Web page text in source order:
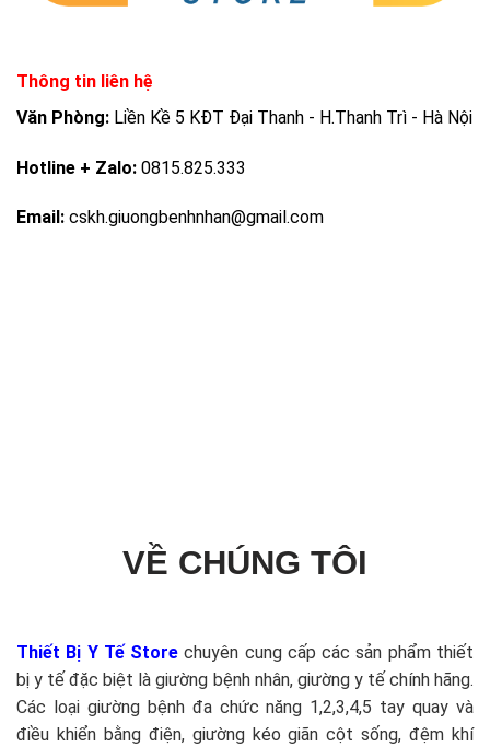
Thông tin liên hệ
Văn Phòng: Liền Kề 5 KĐT Đại Thanh - H.Thanh Trì - Hà Nội
Hotline + Zalo: 0815.825.333
Email: cskh.giuongbenhnhan@gmail.com
VỀ CHÚNG TÔI
Thiết Bị Y Tế Store chuyên cung cấp các sản phẩm thiết
bị y tế đặc biệt là giường bệnh nhân, giường y tế chính hãng.
Các loại giường bệnh đa chức năng 1,2,3,4,5 tay quay và
điều khiển bằng điện, giường kéo giãn cột sống, đệm khí